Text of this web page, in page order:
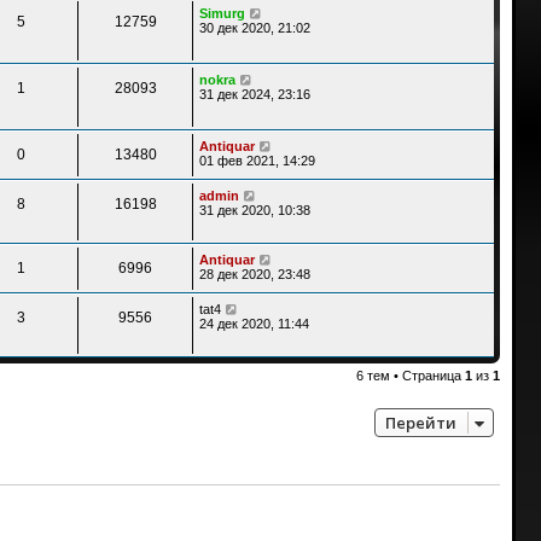
5 12759
Simurg
30 дек 2020, 21:02
1 28093
nokra
31 дек 2024, 23:16
0 13480
Antiquar
01 фев 2021, 14:29
8 16198
admin
31 дек 2020, 10:38
1 6996
Antiquar
28 дек 2020, 23:48
3 9556
tat4
24 дек 2020, 11:44
6 тем • Страница1 из1
Перейти